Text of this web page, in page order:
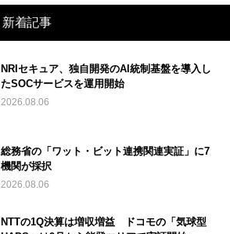
新着記事
NRIセキュア、独自開発のAI統制基盤を導入し
たSOCサービスを運用開始
2026.08.06
総務省の「ワット・ビット連携関連実証」に7
機関が採択
2026.08.06
NTTの1Q決算は増収増益 ドコモの「気球型